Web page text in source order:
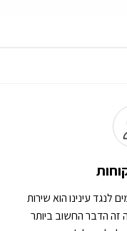
לנגד עינינו הוא שירות
זה הדבר החשוב ביותר